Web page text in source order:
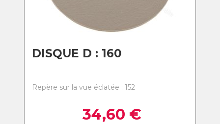
DISQUE D : 160
Repère sur la vue éclatée : 152
34,60 €